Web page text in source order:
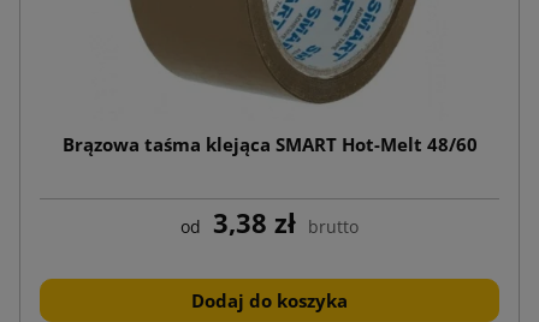
Brązowa taśma klejąca SMART Hot-Melt 48/60
od 3,38 zł brutto
Dodaj do koszyka